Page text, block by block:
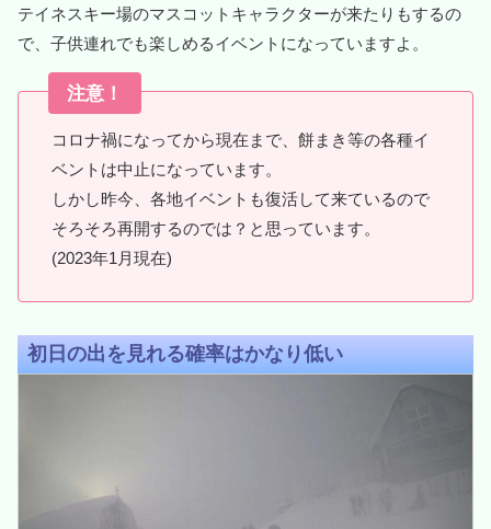
テイネスキー場のマスコットキャラクターが来たりもするの
で、子供連れでも楽しめるイベントになっていますよ。
注意！
コロナ禍になってから現在まで、餅まき等の各種イ
ベントは中止になっています。
しかし昨今、各地イベントも復活して来ているので
そろそろ再開するのでは？と思っています。
(2023年1月現在)
初日の出を見れる確率はかなり低い